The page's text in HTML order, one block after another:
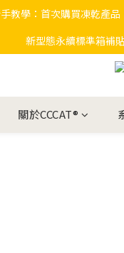
教學：首次購買凍乾產品
新型態永續標準箱補
關於CCCAT®